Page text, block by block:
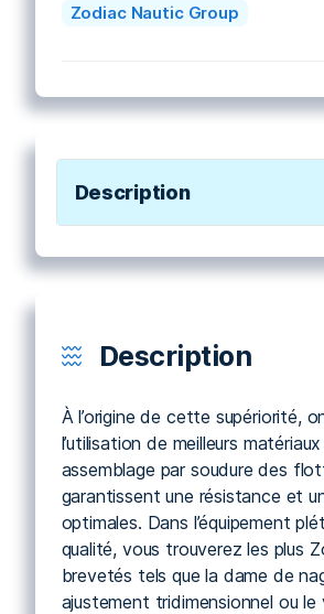
Zodiac Nautic Group
Description
Description
À l’origine de cette supériorité,
l’utilisation de meilleurs
assemblage par soudure des
garantissent une résistance et
optimales. Dans l’équipement
qualité, vous trouverez les plus
brevetés tels que la dame de
ajustement tridimensionnel ou